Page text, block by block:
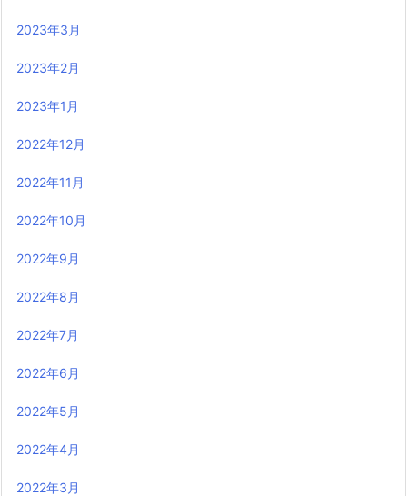
2023年3月
2023年2月
2023年1月
2022年12月
2022年11月
2022年10月
2022年9月
2022年8月
2022年7月
2022年6月
2022年5月
2022年4月
2022年3月